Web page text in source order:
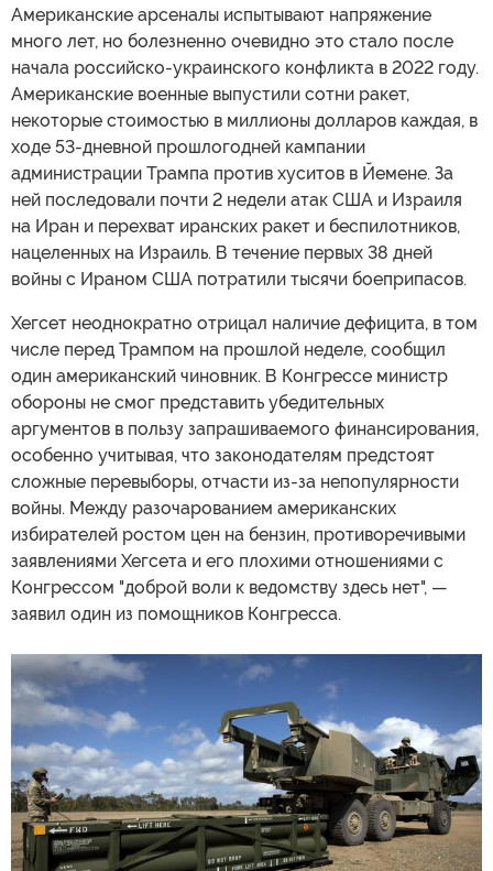
Американские арсеналы испытывают напряжение
много лет, но болезненно очевидно это стало после
начала российско-украинского конфликта в 2022 году.
Американские военные выпустили сотни ракет,
некоторые стоимостью в миллионы долларов каждая, в
ходе 53-дневной прошлогодней кампании
администрации Трампа против хуситов в Йемене. За
ней последовали почти 2 недели атак США и Израиля
на Иран и перехват иранских ракет и беспилотников,
нацеленных на Израиль. В течение первых 38 дней
войны с Ираном США потратили тысячи боеприпасов.
Хегсет неоднократно отрицал наличие дефицита, в том
числе перед Трампом на прошлой неделе, сообщил
один американский чиновник. В Конгрессе министр
обороны не смог представить убедительных
аргументов в пользу запрашиваемого финансирования,
особенно учитывая, что законодателям предстоят
сложные перевыборы, отчасти из-за непопулярности
войны. Между разочарованием американских
избирателей ростом цен на бензин, противоречивыми
заявлениями Хегсета и его плохими отношениями с
Конгрессом "доброй воли к ведомству здесь нет", —
заявил один из помощников Конгресса.